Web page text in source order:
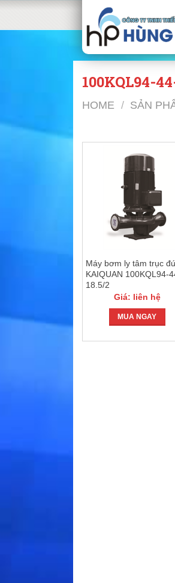
Skip
100KQL94-
HOME / SẢN
Máy bơm ly tâm trục
KAIQUAN 100KQL94-
18.5/2
Giá: liên hệ
MUA NGAY